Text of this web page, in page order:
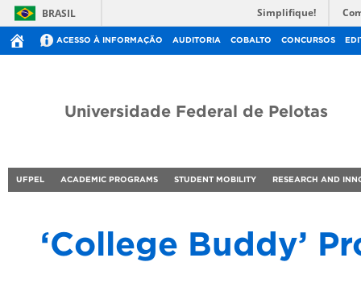
BRASIL Simplifique!
ACESSO À INFORMAÇÃO AUDITORIA COBALTO CONCURSOS
Universidade Federal de Pelotas
UFPEL ACADEMIC PROGRAMS STUDENT MOBILITY RESEARCH AND
‘College Buddy’